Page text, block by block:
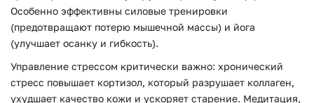
Особенно эффективны силовые тренировки
(предотвращают потерю мышечной массы) и йога
(улучшает осанку и гибкость).
Управление стрессом критически важно: хронический
стресс повышает кортизол, который разрушает коллаген,
ухудшает качество кожи и ускоряет старение. Медитация,